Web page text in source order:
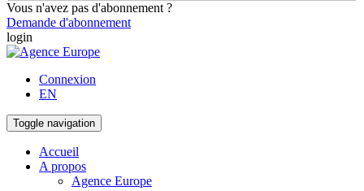
Vous n'avez pas d'abonnement ?
Demande d'abonnement
login
Connexion
EN
Toggle navigation
Accueil
A propos
Agence Europe